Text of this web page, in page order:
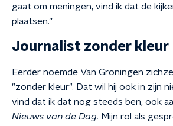
gaat om meningen, vind ik dat de
plaatsen.”
Journalist zonder kleur
Eerder noemde Van Groningen
"zonder kleur". Dat wil hij ook in zijn
vind dat ik dat nog steeds ben, ook
Nieuws van de Dag. Mijn rol als